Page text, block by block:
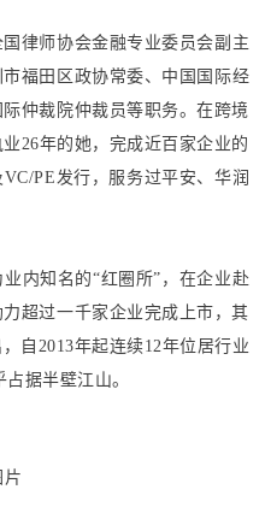
国律师协会金融专业委员会副主
福田区政协常委、中国国际经
仲裁院仲裁员等职务。在跨境
26年的她，完成近百家企业的
PE发行，服务过平安、华润
内知名的“红圈所”，在企业赴
超过一千家企业完成上市，其
自2013年起连续12年位居行业
据半壁江山。